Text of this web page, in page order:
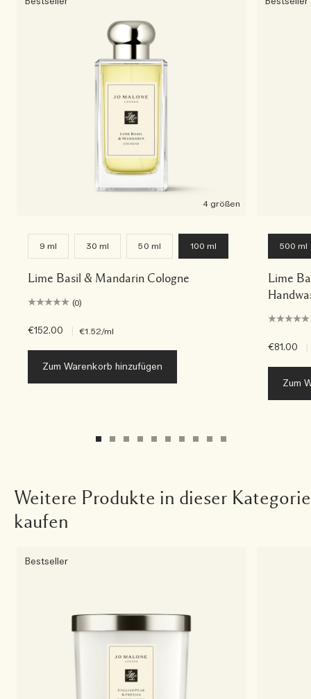
4 größen
9 ml 30 ml 50 ml 100 ml
Lime Basil & Mandarin Cologne
(0)
€152.00 €1.52/ml
Zum Warenkorb hinzufügen
500 ml
Lime
€81.00
Zum
Weitere Produkte in dieser Kategorie
kaufen
Bestseller